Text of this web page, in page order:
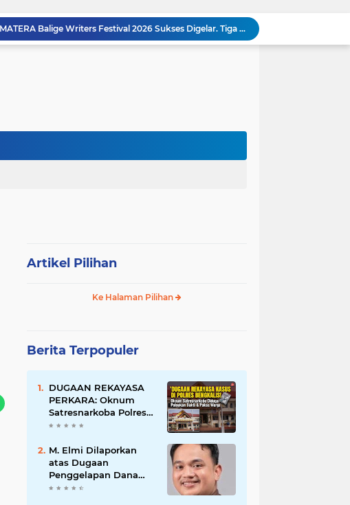
MEMBACA SUMATERA Balige Writers Festival 2026 Sukses Digelar. Tiga Hari Merawat Literasi, Budaya, dan Masa Depan Danau Toba
Dalam Rangka HUT RI ke-81 dan Hari Jadi ke-61 Tanjab Barat Bupati Tanjab Barat Secara Resmi Membukaan Lomba Domino
BREAKING NEWS: Polsek Gunung Malela Gerebek Lokalisasi Bukit Maraja, Dua Perempuan Menangis Saat Diciduk Bersama Sabu
Artikel Pilihan
Ke Halaman Pilihan
Berita Terpopuler
DUGAAN REKAYASA
PERKARA: Oknum
Satresnarkoba Polres
Bengkalis Diduga
Hingga Paksa Warga
Hadir di TKP
M. Elmi Dilaporkan
atas Dugaan
Penggelapan Dana
Pensiunan Guru dan